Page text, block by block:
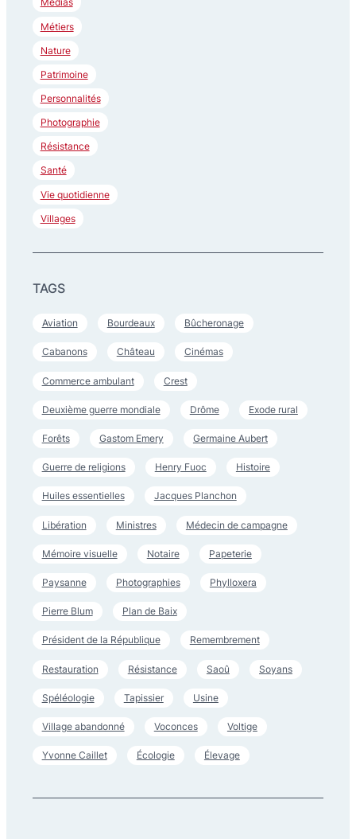
Métiers
Nature
Patrimoine
Personnalités
Photographie
Résistance
Santé
Vie quotidienne
Villages
TAGS
Aviation Bourdeaux Bûcheronage
Cabanons Château Cinémas
Commerce ambulant Crest
Deuxième guerre mondiale Drôme Exode rural
Forêts Gastom Emery Germaine Aubert
Guerre de religions Henry Fuoc Histoire
Huiles essentielles Jacques Planchon
Libération Ministres Médecin de campagne
Mémoire visuelle Notaire Papeterie
Paysanne Photographies Phylloxera
Pierre Blum Plan de Baix
Président de la République Remembrement
Restauration Résistance Saoû Soyans
Spéléologie Tapissier Usine
Village abandonné Voconces Voltige
Yvonne Caillet Écologie Élevage